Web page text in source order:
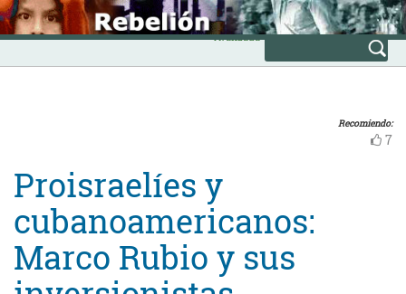
Skip
to
content
INICIO
Avanzada
Recomiendo:
7
Proisraelíes y
cubanoamericanos:
Marco Rubio y sus